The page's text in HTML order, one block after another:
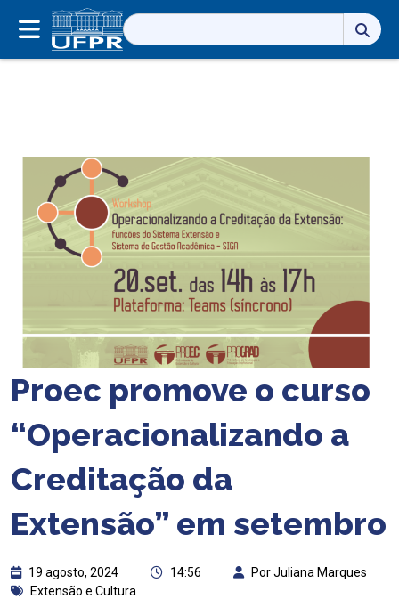
Pesquisar
por:
Proec promove o curso
“Operacionalizando a
Creditação da
Extensão” em setembro
19 agosto, 2024 14:56
Por Juliana Marques
Extensão e Cultura